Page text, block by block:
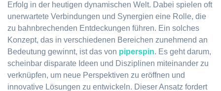
Erfolg in der heutigen dynamischen Welt. Dabei spielen oft
unerwartete Verbindungen und Synergien eine Rolle, die
zu bahnbrechenden Entdeckungen führen. Ein solches
Konzept, das in verschiedenen Bereichen zunehmend an
Bedeutung gewinnt, ist das von piperspin. Es geht darum,
scheinbar disparate Ideen und Disziplinen miteinander zu
verknüpfen, um neue Perspektiven zu eröffnen und
innovative Lösungen zu entwickeln. Dieser Ansatz fordert